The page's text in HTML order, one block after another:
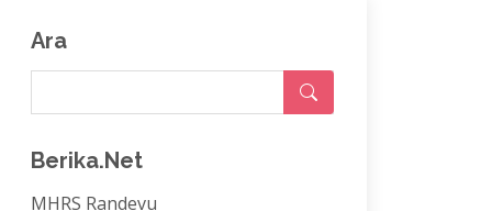
Ara
Berika.Net
MHRS Randevu